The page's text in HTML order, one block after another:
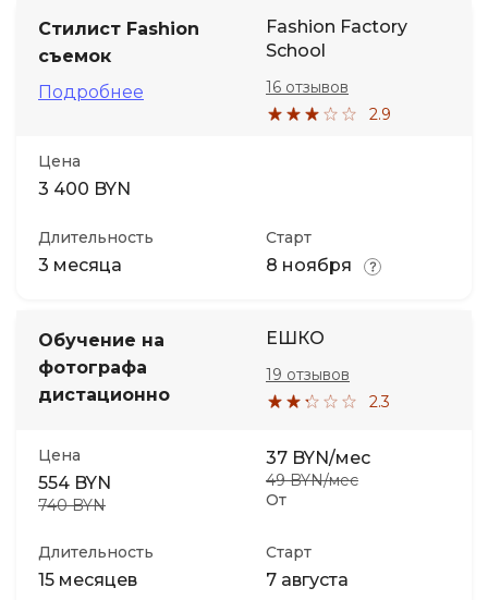
Стилист Fashion
съемок
Подробнее
Fashion Factory
School
2.9
16 отзывов
Цена
3 400 BYN
Длительность
3 месяца
Старт
8 ноября
Обучение на
фотографа
дистационно
ЕШКО
2.3
19 отзывов
Цена
554 BYN
740 BYN От
37 BYN/мес
49 BYN/мес
Длительность
15 месяцев
Старт
7 августа